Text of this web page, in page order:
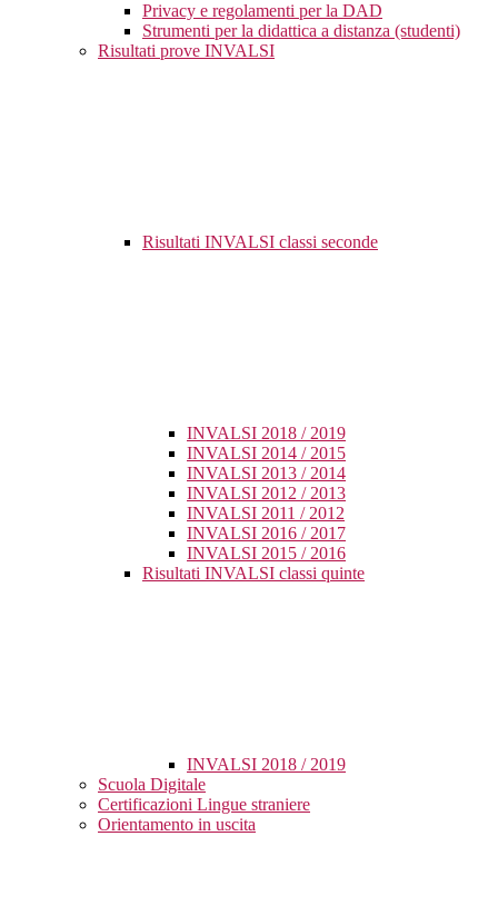
Privacy e regolamenti per la DAD
Strumenti per la didattica a distanza (studenti)
Risultati prove INVALSI
Risultati INVALSI classi seconde
INVALSI 2018 / 2019
INVALSI 2014 / 2015
INVALSI 2013 / 2014
INVALSI 2012 / 2013
INVALSI 2011 / 2012
INVALSI 2016 / 2017
INVALSI 2015 / 2016
Risultati INVALSI classi quinte
INVALSI 2018 / 2019
Scuola Digitale
Certificazioni Lingue straniere
Orientamento in uscita